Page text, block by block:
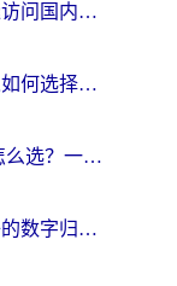
香港翻墙回内地：海外党无缝访问国内资源的加速器选择全攻略
迅游和回国好用吗？海外华人如何选择靠谱的回国加速器
海外党必看：Clash回国机场怎么选？一篇搞定无缝访问国内资源的全攻略
穿梭和松果哪个好？海外游子的数字归乡路，到底该怎么选